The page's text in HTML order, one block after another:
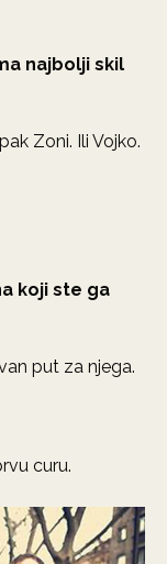
najbolji skil
Zoni. Ili Vojko.
koji ste ga
put za njega.
curu.